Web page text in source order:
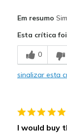
Durable
Melhores
Casual Wear
Travel
Em resumo
Esta crítica
0
sinalizar esta
I would buy